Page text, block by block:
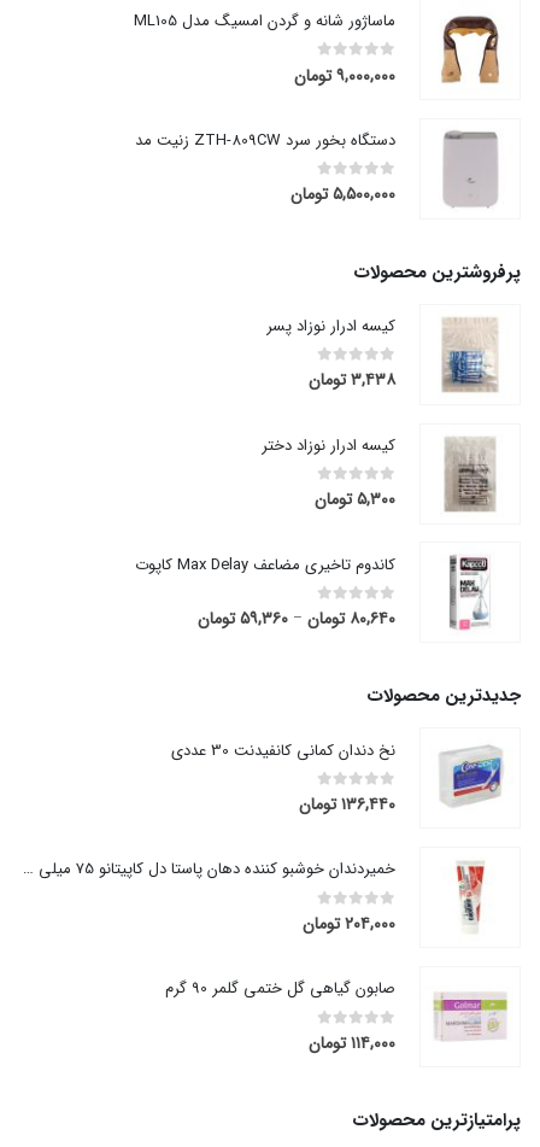
ماساژور شانه و گردن امسیگ مدل ML105
۹,۰۰۰,۰۰۰تومان
دستگاه بخور سرد ZTH-809CW زنیت مد
۵,۵۰۰,۰۰۰تومان
پرفروشترین محصولات
کیسه ادرار نوزاد پسر
0
out of 5
۳,۴۳۸تومان
کیسه ادرار نوزاد دختر
۵,۳۰۰تومان
کاندوم تاخیری مضاعف Max Delay کاپوت
0
out of 5
۸۰,۶۴۰ تومان – ۵۹,۳۶۰تومانقیمت
جدیدترین محصولات
نخ دندان کمانی کانفیدنت 30 عددی
0
out of 5
۱۳۶,۴۴۰تومان
خمیردندان خوشبو کننده دهان پاستا دل کاپیتانو 75 میلی لیتر
۲۰۴,۰۰۰تومان
صابون گیاهی گل ختمی گلمر 90 گرم
۱۱۴,۰۰۰تومان
پرامتیازترین محصولات